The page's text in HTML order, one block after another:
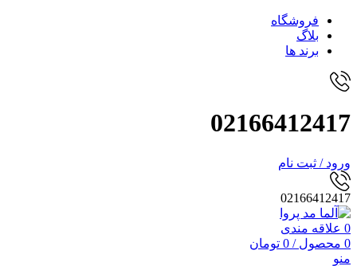
فروشگاه
بلاگ
برند ها
02166412417
ورود / ثبت نام
02166412417
0 علاقه مندی
0 محصول /
0 تومان
منو